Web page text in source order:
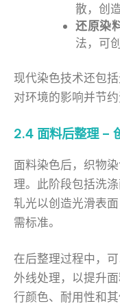
散，创
还原染
法，可
现代染色技术还包
对环境的影响并节约
2.4 面料后整理 –
面料染色后，织物
理。此阶段包括洗
轧光以创造光滑表
需标准。
在后整理过程中，
外线处理，以提升
行颜色、耐用性和